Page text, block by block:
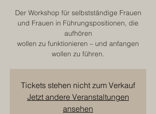
Der Workshop für selbstständige Frauen
und Frauen in Führungspositionen, die
aufhören
wollen zu funktionieren – und anfangen
wollen zu führen.
Tickets stehen nicht zum Verkauf
Jetzt andere Veranstaltungen
ansehen